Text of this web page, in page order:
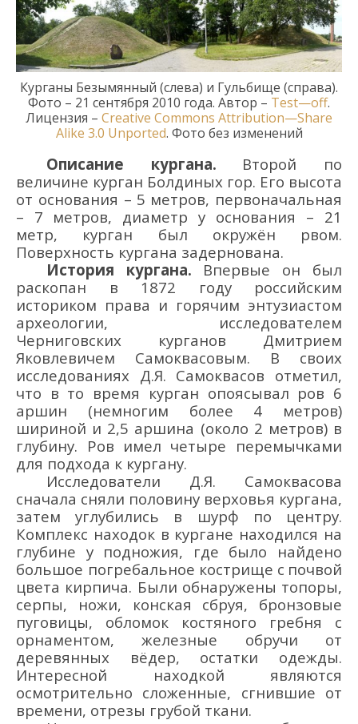
Курганы Безымянный (слева) и Гульбище (справа).
Фото – 21 сентября 2010 года. Автор – Test—off.
Лицензия – Creative Commons Attribution—Share
Alike 3.0 Unported. Фото без изменений
Описание кургана.
Второй по
величине курган Болдиных гор. Его высота
от основания – 5 метров, первоначальная
– 7 метров, диаметр у основания – 21
метр, курган был окружён рвом.
Поверхность кургана задернована.
История кургана.
Впервые он был
раскопан в 1872 году российским
историком права и горячим энтузиастом
археологии, исследователем
Черниговских курганов Дмитрием
Яковлевичем Самоквасовым. В своих
исследованиях Д.Я. Самоквасов отметил,
что в то время курган опоясывал ров 6
аршин (немногим более 4 метров)
шириной и 2,5 аршина (около 2 метров) в
глубину. Ров имел четыре перемычками
для подхода к кургану.
Исследователи Д.Я. Самоквасова
сначала сняли половину верховья кургана,
затем углубились в шурф по центру.
Комплекс находок в кургане находился на
глубине у подножия, где было найдено
большое погребальное кострище с почвой
цвета кирпича. Были обнаружены топоры,
серпы, ножи, конская сбруя, бронзовые
пуговицы, обломок костяного гребня с
орнаментом, железные обручи от
деревянных вёдер, остатки одежды.
Интересной находкой являются
осмотрительно сложенные, сгнившие от
времени, отрезы грубой ткани.